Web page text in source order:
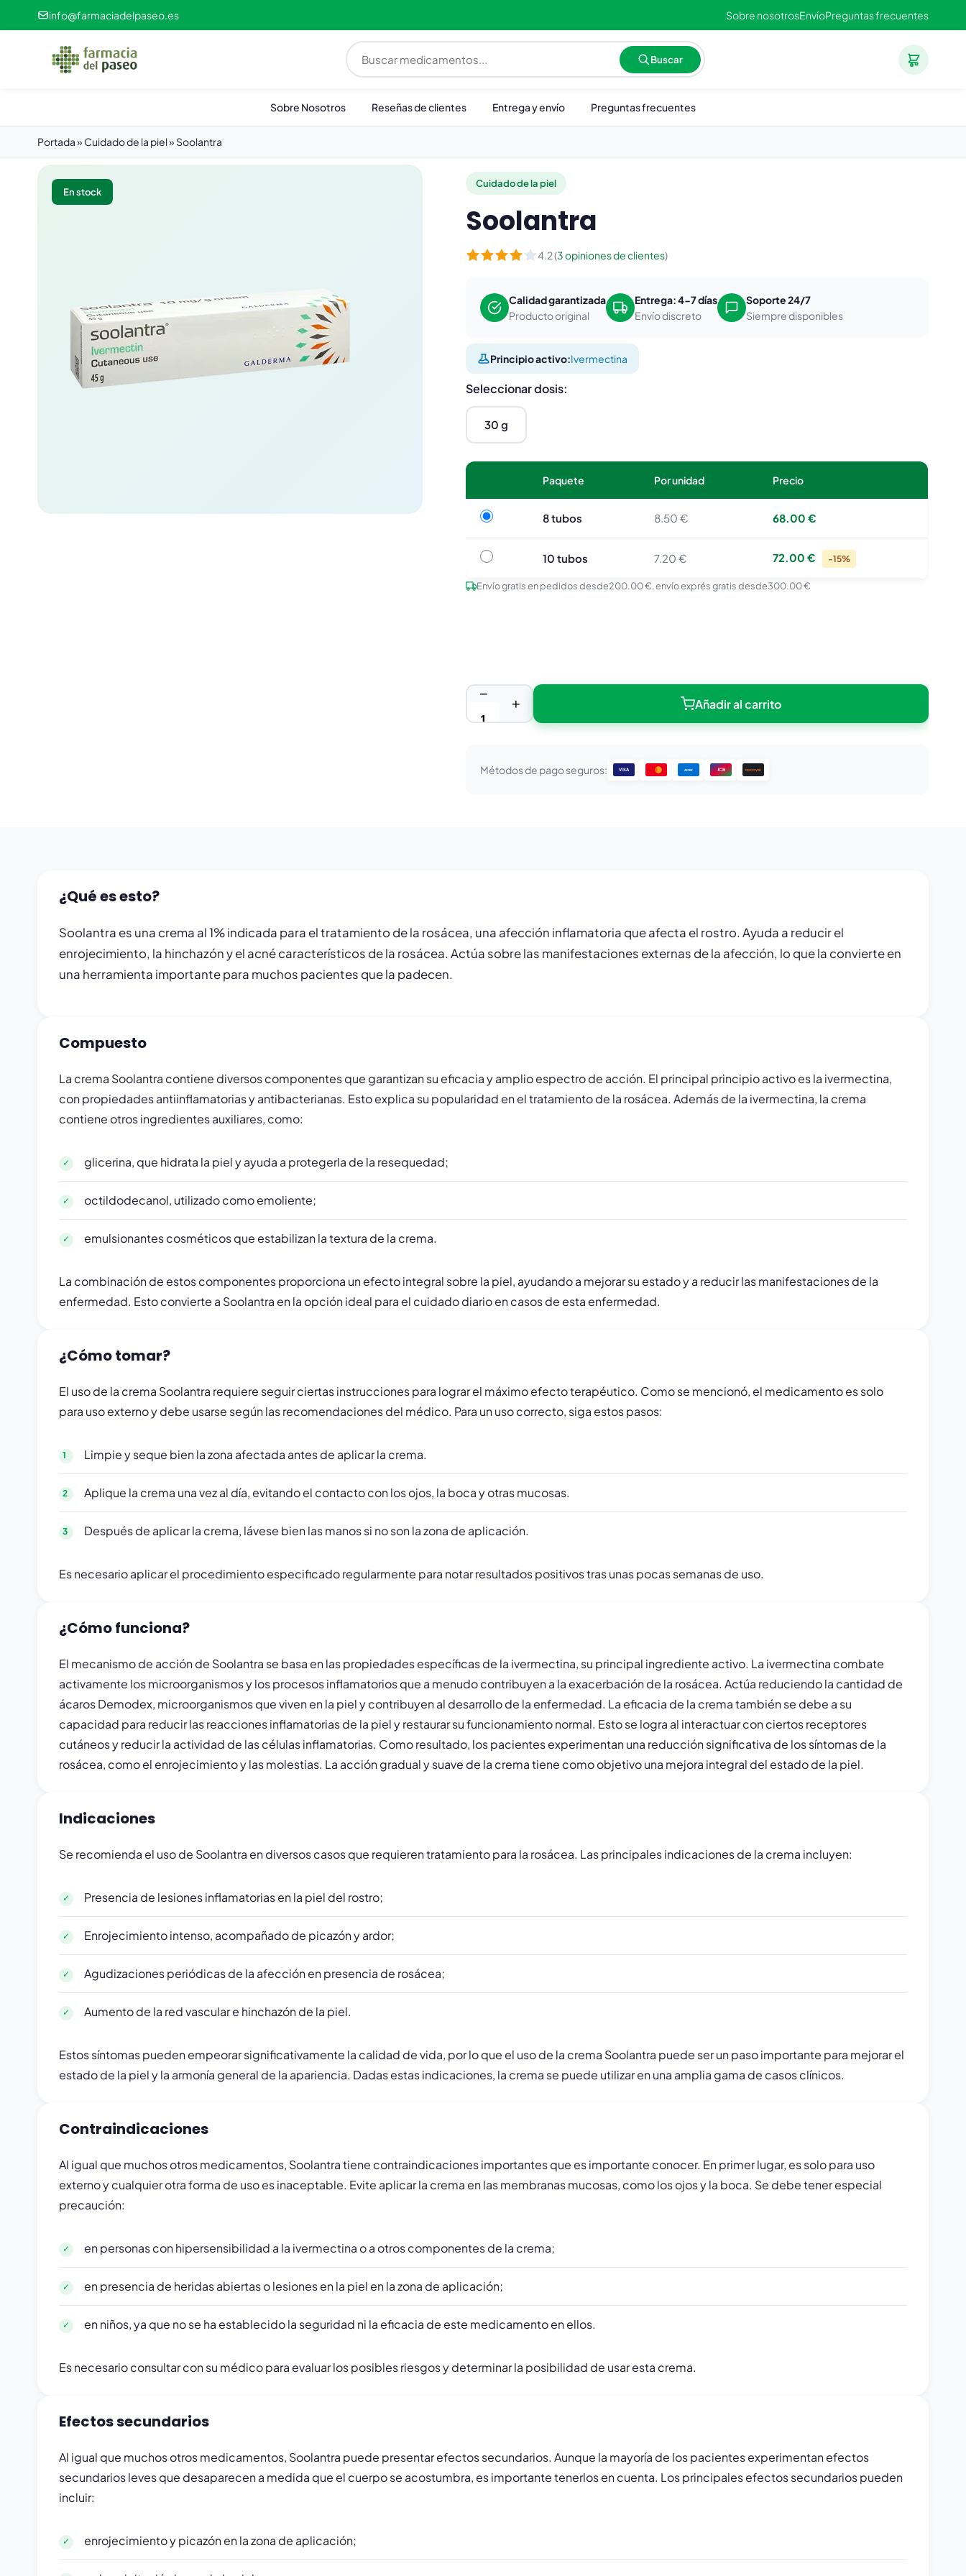
info@farmaciadelpaseo.es Sobre nosotrosEnvíoPreguntas frecuentes
Buscar
Sobre Nosotros Reseñas de clientes Entrega y envío Preguntas frecuentes
Portada» Cuidado de la piel» Soolantra
En stock
Cuidado de la piel
Soolantra
4.2 (3 opiniones de clientes)
Calidad garantizada
Producto original
Entrega: 4-7 días
Envío discreto
Soporte 24/7
Siempre disponibles
Principio activo:Ivermectina
Seleccionar dosis:
30 g
Paquete Por unidad Precio
8 tubos 8 tubos 8.50 € 68.00 €
10 tubos 10 tubos 7.20 € 72.00 € -15%
Envío gratis en pedidos desde200.00 €, envío exprés gratis desde300.00 €
−
+ Añadir al carrito
Métodos de pago seguros: VISA AMEX JCB DISCOVER
¿Qué es esto?
Soolantra es una crema al 1% indicada para el tratamiento de la rosácea, una afección inflamatoria que afecta el rostro. Ayuda a reducir el
enrojecimiento, la hinchazón y el acné característicos de la rosácea. Actúa sobre las manifestaciones externas de la afección, lo que la convierte en
una herramienta importante para muchos pacientes que la padecen.
Compuesto
La crema Soolantra contiene diversos componentes que garantizan su eficacia y amplio espectro de acción. El principal principio activo es la ivermectina,
con propiedades antiinflamatorias y antibacterianas. Esto explica su popularidad en el tratamiento de la rosácea. Además de la ivermectina, la crema
contiene otros ingredientes auxiliares, como:
glicerina, que hidrata la piel y ayuda a protegerla de la resequedad;
octildodecanol, utilizado como emoliente;
emulsionantes cosméticos que estabilizan la textura de la crema.
La combinación de estos componentes proporciona un efecto integral sobre la piel, ayudando a mejorar su estado y a reducir las manifestaciones de la
enfermedad. Esto convierte a Soolantra en la opción ideal para el cuidado diario en casos de esta enfermedad.
¿Cómo tomar?
El uso de la crema Soolantra requiere seguir ciertas instrucciones para lograr el máximo efecto terapéutico. Como se mencionó, el medicamento es solo
para uso externo y debe usarse según las recomendaciones del médico. Para un uso correcto, siga estos pasos:
Limpie y seque bien la zona afectada antes de aplicar la crema.
Aplique la crema una vez al día, evitando el contacto con los ojos, la boca y otras mucosas.
Después de aplicar la crema, lávese bien las manos si no son la zona de aplicación.
Es necesario aplicar el procedimiento especificado regularmente para notar resultados positivos tras unas pocas semanas de uso.
¿Cómo funciona?
El mecanismo de acción de Soolantra se basa en las propiedades específicas de la ivermectina, su principal ingrediente activo. La ivermectina combate
activamente los microorganismos y los procesos inflamatorios que a menudo contribuyen a la exacerbación de la rosácea. Actúa reduciendo la cantidad de
ácaros Demodex, microorganismos que viven en la piel y contribuyen al desarrollo de la enfermedad. La eficacia de la crema también se debe a su
capacidad para reducir las reacciones inflamatorias de la piel y restaurar su funcionamiento normal. Esto se logra al interactuar con ciertos receptores
cutáneos y reducir la actividad de las células inflamatorias. Como resultado, los pacientes experimentan una reducción significativa de los síntomas de la
rosácea, como el enrojecimiento y las molestias. La acción gradual y suave de la crema tiene como objetivo una mejora integral del estado de la piel.
Indicaciones
Se recomienda el uso de Soolantra en diversos casos que requieren tratamiento para la rosácea. Las principales indicaciones de la crema incluyen:
Presencia de lesiones inflamatorias en la piel del rostro;
Enrojecimiento intenso, acompañado de picazón y ardor;
Agudizaciones periódicas de la afección en presencia de rosácea;
Aumento de la red vascular e hinchazón de la piel.
Estos síntomas pueden empeorar significativamente la calidad de vida, por lo que el uso de la crema Soolantra puede ser un paso importante para mejorar el
estado de la piel y la armonía general de la apariencia. Dadas estas indicaciones, la crema se puede utilizar en una amplia gama de casos clínicos.
Contraindicaciones
Al igual que muchos otros medicamentos, Soolantra tiene contraindicaciones importantes que es importante conocer. En primer lugar, es solo para uso
externo y cualquier otra forma de uso es inaceptable. Evite aplicar la crema en las membranas mucosas, como los ojos y la boca. Se debe tener especial
precaución:
en personas con hipersensibilidad a la ivermectina o a otros componentes de la crema;
en presencia de heridas abiertas o lesiones en la piel en la zona de aplicación;
en niños, ya que no se ha establecido la seguridad ni la eficacia de este medicamento en ellos.
Es necesario consultar con su médico para evaluar los posibles riesgos y determinar la posibilidad de usar esta crema.
Efectos secundarios
Al igual que muchos otros medicamentos, Soolantra puede presentar efectos secundarios. Aunque la mayoría de los pacientes experimentan efectos
secundarios leves que desaparecen a medida que el cuerpo se acostumbra, es importante tenerlos en cuenta. Los principales efectos secundarios pueden
incluir:
enrojecimiento y picazón en la zona de aplicación;